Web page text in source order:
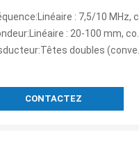
de comprimé de
portable
: 7,5/10 MHz, convexe : 2,5/5 MHz, 3,5/5 MHz
: 20-100 mm, convexe : L90-160 mm, 90-305 mm
doubles (convexe et linéaire)
CONTACTEZ